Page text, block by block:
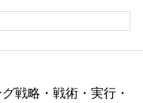
戦略・戦術・実行・